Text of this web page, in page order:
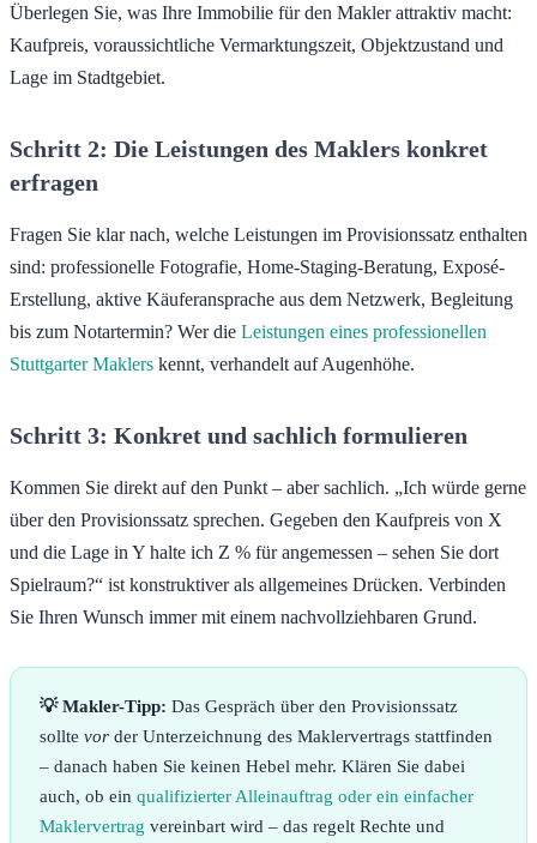
Überlegen Sie, was Ihre Immobilie für den Makler attraktiv macht:
Kaufpreis, voraussichtliche Vermarktungszeit, Objektzustand und
Lage im Stadtgebiet.
Schritt 2: Die Leistungen des Maklers konkret
erfragen
Fragen Sie klar nach, welche Leistungen im Provisionssatz enthalten
sind: professionelle Fotografie, Home-Staging-Beratung, Exposé-
Erstellung, aktive Käuferansprache aus dem Netzwerk, Begleitung
bis zum Notartermin? Wer die Leistungen eines professionellen
Stuttgarter Maklers kennt, verhandelt auf Augenhöhe.
Schritt 3: Konkret und sachlich formulieren
Kommen Sie direkt auf den Punkt – aber sachlich. „Ich würde gerne
über den Provisionssatz sprechen. Gegeben den Kaufpreis von X
und die Lage in Y halte ich Z % für angemessen – sehen Sie dort
Spielraum?“ ist konstruktiver als allgemeines Drücken. Verbinden
Sie Ihren Wunsch immer mit einem nachvollziehbaren Grund.
💡 Makler-Tipp: Das Gespräch über den Provisionssatz
sollte vor der Unterzeichnung des Maklervertrags stattfinden
– danach haben Sie keinen Hebel mehr. Klären Sie dabei
auch, ob ein qualifizierter Alleinauftrag oder ein einfacher
Maklervertrag vereinbart wird – das regelt Rechte und